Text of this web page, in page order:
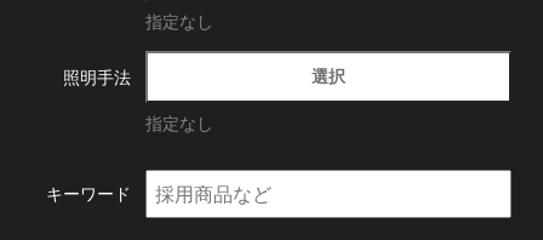
指定なし
照明手法 選択
指定なし
キーワード